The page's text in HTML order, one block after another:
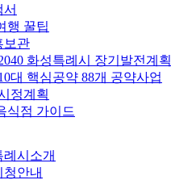
행 꿀팁
보관
화성특례시 장기발전계획
대 핵심공약 88개 공약사업
정계획
식점 가이드
례시소개
청안내